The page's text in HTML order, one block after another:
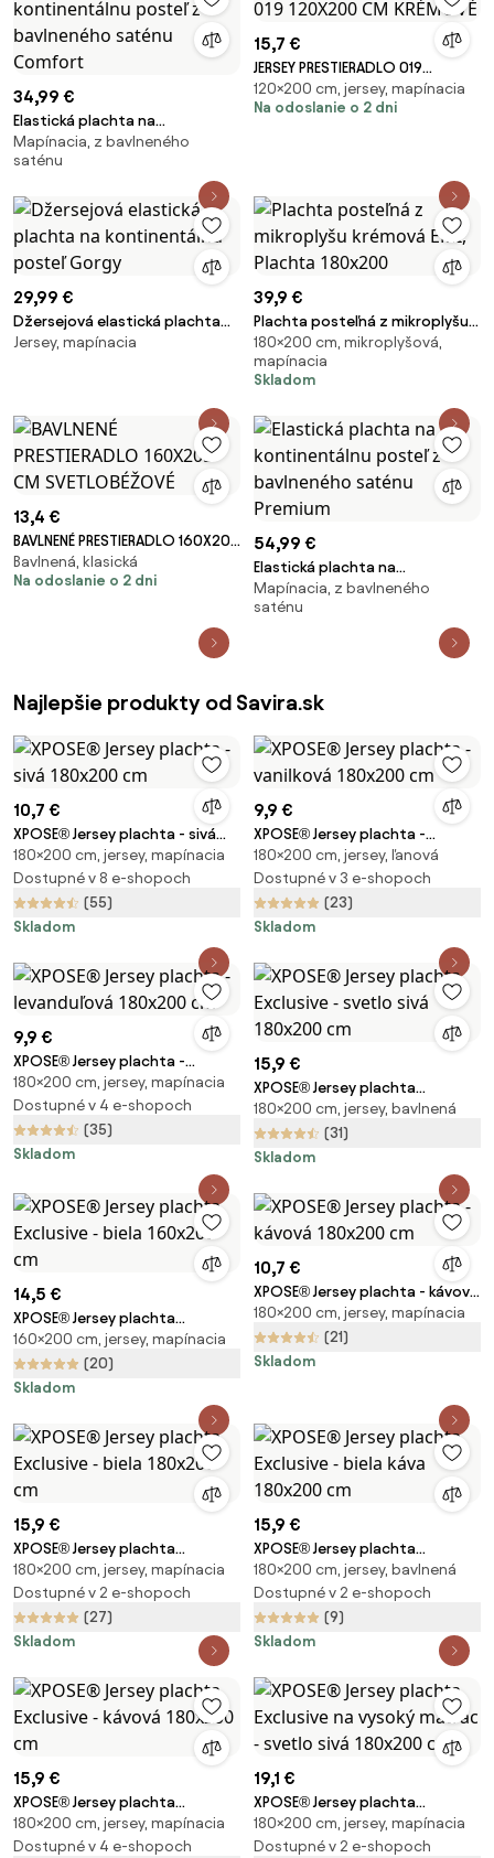
34,99 €
Elastická plachta na
kontinentálnu posteľ z
bavlneného saténu Comfort
Mapínacia, z bavlneného
saténu
15,7 €
JERSEY PRESTIERADLO 019
120X200 CM KRÉMOVÉ
120×200 cm, jersey, mapínacia
Na odoslanie o 2 dni
29,99 €
Džersejová elastická plachta
na kontinentálnu posteľ Gorgy
Jersey, mapínacia
39,9 €
Plachta posteľná z mikroplyšu
krémová EMI, Plachta 180x200
180×200 cm, mikroplyšová,
mapínacia
Skladom
13,4 €
BAVLNENÉ PRESTIERADLO 160X205
CM SVETLOBÉŽOVÉ
Bavlnená, klasická
Na odoslanie o 2 dni
54,99 €
Elastická plachta na
kontinentálnu posteľ z
bavlneného saténu Premium
Mapínacia, z bavlneného
saténu
Najlepšie produkty od Savira.sk
10,7 €
XPOSE® Jersey plachta - sivá
180x200 cm
180×200 cm, jersey, mapínacia
Dostupné v 8 e-shopoch
(55)
Skladom
9,9 €
XPOSE® Jersey plachta -
vanilková 180x200 cm
180×200 cm, jersey, ľanová
Dostupné v 3 e-shopoch
(23)
Skladom
9,9 €
XPOSE® Jersey plachta -
levanduľová 180x200 cm
180×200 cm, jersey, mapínacia
Dostupné v 4 e-shopoch
(35)
Skladom
15,9 €
XPOSE® Jersey plachta
Exclusive - svetlo sivá 180x200
cm
180×200 cm, jersey, bavlnená
(31)
Skladom
14,5 €
XPOSE® Jersey plachta
Exclusive - biela 160x200 cm
160×200 cm, jersey, mapínacia
(20)
Skladom
10,7 €
XPOSE® Jersey plachta - kávová
180x200 cm
180×200 cm, jersey, mapínacia
(21)
Skladom
15,9 €
XPOSE® Jersey plachta
Exclusive - biela 180x200 cm
180×200 cm, jersey, mapínacia
Dostupné v 2 e-shopoch
(27)
Skladom
15,9 €
XPOSE® Jersey plachta
Exclusive - biela káva 180x200
cm
180×200 cm, jersey, bavlnená
Dostupné v 2 e-shopoch
(9)
Skladom
15,9 €
XPOSE® Jersey plachta
Exclusive - kávová 180x200 cm
180×200 cm, jersey, mapínacia
Dostupné v 4 e-shopoch
19,1 €
XPOSE® Jersey plachta
Exclusive na vysoký matrac -
svetlo sivá 180x200 cm
180×200 cm, jersey, mapínacia
Dostupné v 2 e-shopoch